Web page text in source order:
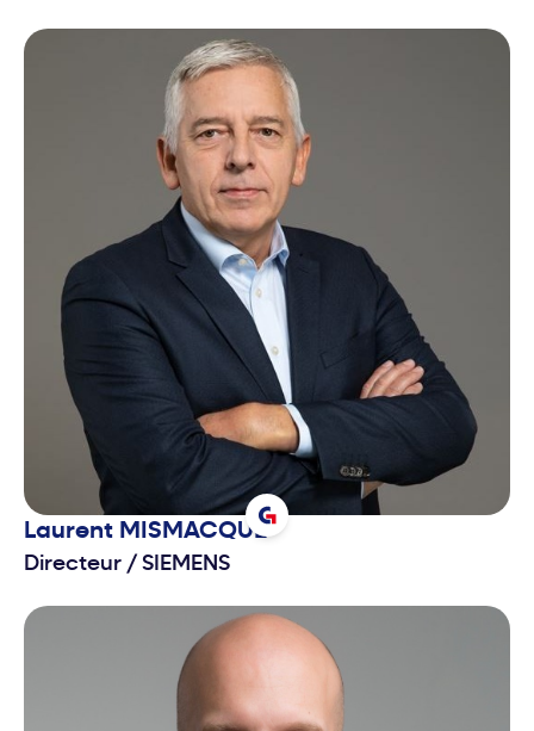
Laurent MISMACQUE
Directeur / SIEMENS